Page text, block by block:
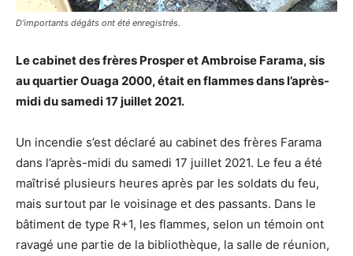
D’importants dégâts ont été enregistrés.
Le cabinet des frères Prosper et Ambroise Farama, sis
au quartier Ouaga 2000, était en flammes dans l’après-
midi du samedi 17 juillet 2021.
Un incendie s’est déclaré au cabinet des frères Farama
dans l’après-midi du samedi 17 juillet 2021. Le feu a été
maîtrisé plusieurs heures après par les soldats du feu,
mais surtout par le voisinage et des passants. Dans le
bâtiment de type R+1, les flammes, selon un témoin ont
ravagé une partie de la bibliothèque, la salle de réunion,